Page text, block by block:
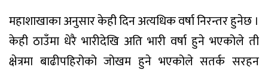
महाशाखाका अनुसार केही दिन अत्यधिक वर्षा निरन्तर हुनेछ ।
केही ठाउँमा धेरै भारीदेखि अति भारी वर्षा हुने भएकोले ती
क्षेत्रमा बाढीपहिरोको जोखम हुने भएकोले सतर्क सरहन